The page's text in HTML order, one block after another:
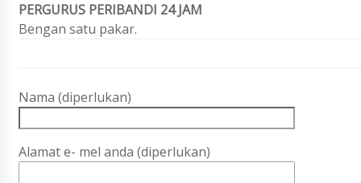
PERGURUS PERIBANDI 24 JAM
Bengan satu pakar.
Nama (diperlukan)
Alamat e- mel anda (diperlukan)